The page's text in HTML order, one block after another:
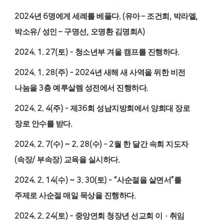
2024년 6명에게 세례를 베풀다. (유아– 조건희 , 박라엘,
박소유/ 성인 – 구명선 , 오명환 김명희A)
2024. 1. 27(토) - 청소년부 겨울 캠프를 진행하다.
2024. 1. 28(주) - 2024년 새해 새 사역을 위한 비전
나눔을 3층 예루살렘 성전에서 진행하다.
2024. 2. 4(주) - 제 36회 성남지방회에서 양희대 장로
장로 안수를 받다.
2024. 2. 7(수) ~ 2. 28(수) - 2월 한 달간 속회 지도자
(속장/ 부속장) 교육을 실시하다.
2024. 2. 14(수) ~ 3. 30(토) - “사순절을 살면서”를
주제로 사순절 매일 묵상을 진행하다.
2024. 2. 24(토) - 중앙연회 청장년 선교회 이 · 취임